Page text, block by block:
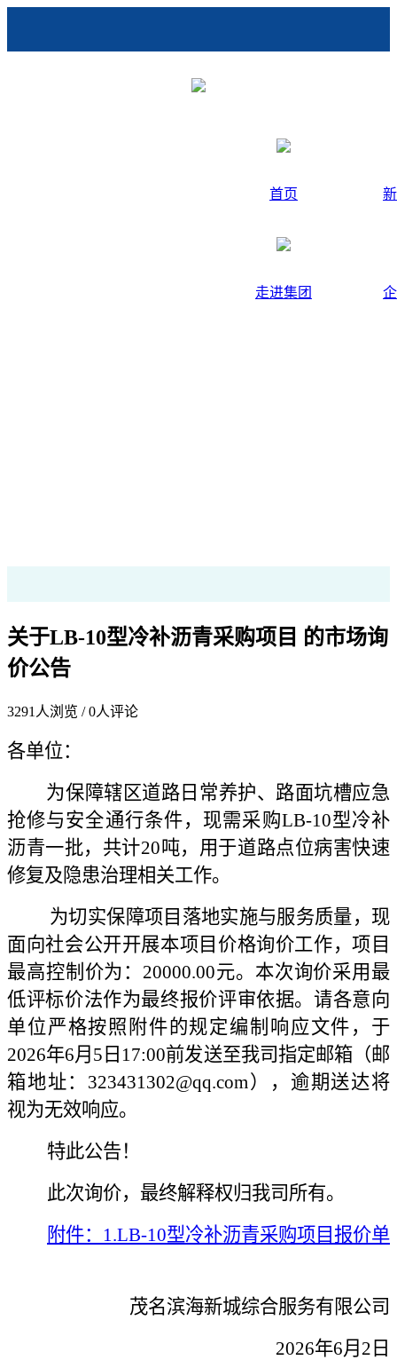
首页
走进集团
关于LB-10型冷补沥青采购项目 的市场询
价公告
3291 人浏览 /0人评论
各单位：
为保障辖区道路日常养护、路面坑槽应急
抢修与安全通行条件，现需采购LB-10型冷补
沥青一批，共计20吨，用于道路点位病害快速
修复及隐患治理相关工作。
为切实保障项目落地实施与服务质量，现
面向社会公开开展本项目价格询价工作，项目
最高控制价为：20000.00元。本次询价采用最
低评标价法作为最终报价评审依据。请各意向
单位严格按照附件的规定编制响应文件，于
2026年6月5日17:00前发送至我司指定邮箱（邮
箱地址：323431302@qq.com），逾期送达将
视为无效响应。
特此公告！
此次询价，最终解释权归我司所有。
附件： 1.LB-10型冷补沥青采购项目报价单
茂名滨海新城综合服务有限公司
2026年6月2日